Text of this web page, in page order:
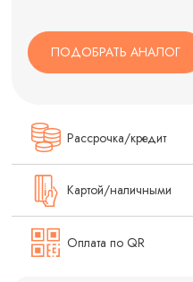
ПОДОБРАТЬ АНАЛОГ
Рассрочка/кредит
Картой/наличными
Оплата по QR